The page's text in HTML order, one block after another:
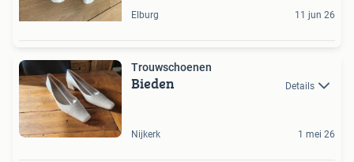
Elburg 11 jun 26
Trouwschoenen
Bieden Details
Nijkerk 1 mei 26